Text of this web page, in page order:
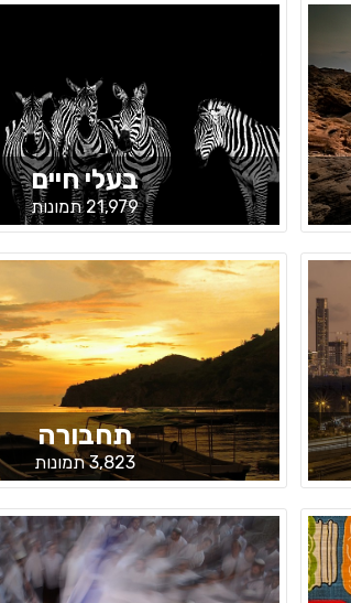
בעלי חיים
21,979 תמונות
תחבורה
3,823 תמונות